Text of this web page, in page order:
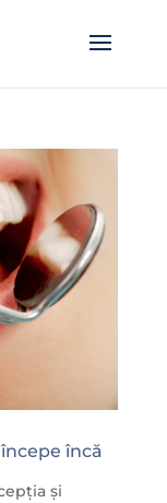
încă
și